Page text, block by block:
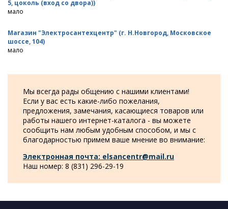
5, цоколь (вход со двора))
мало
Магазин "Электросантехцентр" (г. Н.Новгород, Московское
шоссе, 104)
мало
Мы всегда рады общению с нашими клиентами!
Если у вас есть какие-либо пожелания,
предложения, замечания, касающиеся товаров или
работы нашего интернет-каталога - вы можете
сообщить нам любым удобным способом, и мы с
благодарностью примем ваше мнение во внимание:
Электронная почта: elsancentr@mail.ru
Наш номер: 8 (831) 296-29-19